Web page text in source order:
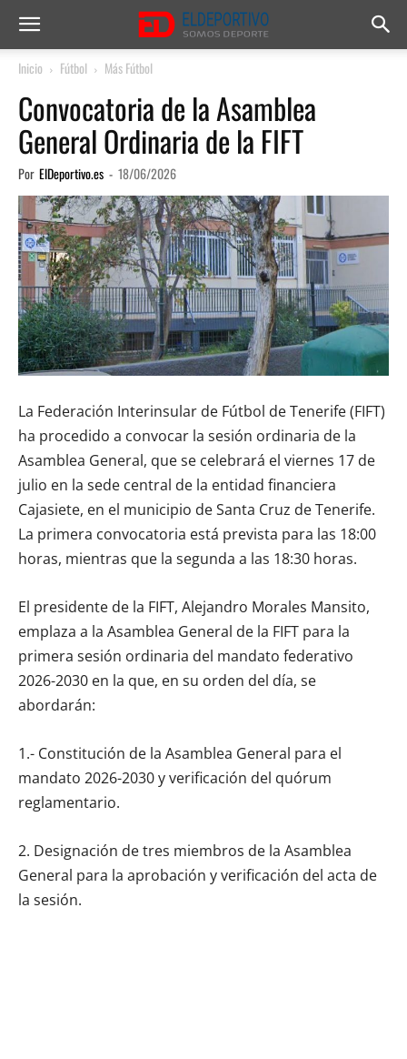
Inicio Fútbol Más Fútbol
Convocatoria de la Asamblea
General Ordinaria de la FIFT
Por ElDeportivo.es - 18/06/2026
La Federación Interinsular de Fútbol de Tenerife (FIFT)
ha procedido a convocar la sesión ordinaria de la
Asamblea General, que se celebrará el viernes 17 de
julio en la sede central de la entidad financiera
Cajasiete, en el municipio de Santa Cruz de Tenerife.
La primera convocatoria está prevista para las 18:00
horas, mientras que la segunda a las 18:30 horas.
El presidente de la FIFT, Alejandro Morales Mansito,
emplaza a la Asamblea General de la FIFT para la
primera sesión ordinaria del mandato federativo
2026-2030 en la que, en su orden del día, se
abordarán:
1.- Constitución de la Asamblea General para el
mandato 2026-2030 y verificación del quórum
reglamentario.
2. Designación de tres miembros de la Asamblea
General para la aprobación y verificación del acta de
la sesión.